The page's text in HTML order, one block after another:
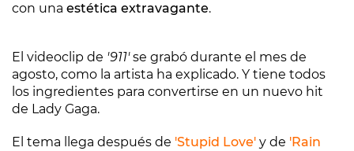
con una estética extravagante.
El videoclip de '911'se grabó durante el mes de
agosto, como la artista ha explicado. Y tiene todos
los ingredientes para convertirse en un nuevo hit
de Lady Gaga.
El tema llega después de 'Stupid Love' y de 'Rain